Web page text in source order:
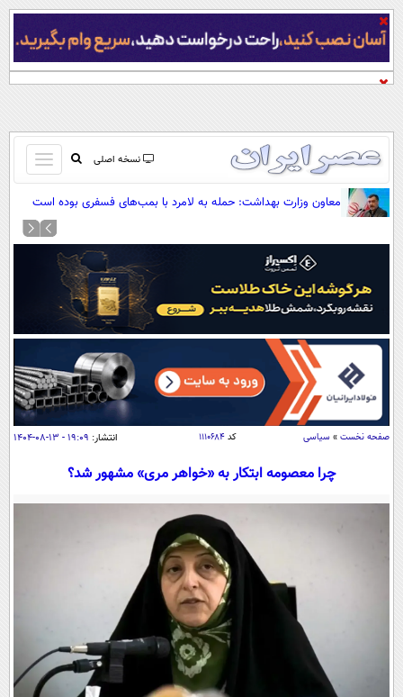
نسخه اصلی
باز
و
بسته
کردن
صفحه اول
آرشیو
نظرسنجی
آب و هوا
اوقات شرعی
سواد زندگی
اقتصاد
اقتصادی
خودرو
جامعه
اجتماعی
حوادث
سلامت
یک برش دانایی
محیط زیست
سفر و تفریح
ورزشی
بین الملل
سیاست خارجی
فرهنگ و هنر
علم و دانش
فناوری و It
علمی
اخبار کریپتو
قرآن
گوناگون
سرگرمی
فیلم
معاون وزارت بهداشت: حمله به لامرد با بمب‌های فسفری بوده است
صفحه نخست » سیاسی کد۱۱۱۰۶۸۴ انتشار: ۱۹:۰۹ - ۱۳-۰۸-۱۴۰۴
چرا معصومه ابتکار به «خواهر مری» مشهور شد؟